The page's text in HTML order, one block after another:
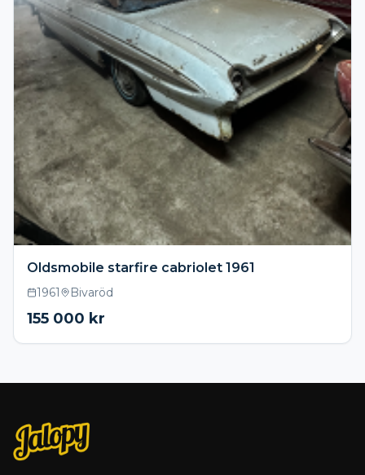
Oldsmobile starfire cabriolet 1961
1961 Bivaröd
155 000 kr